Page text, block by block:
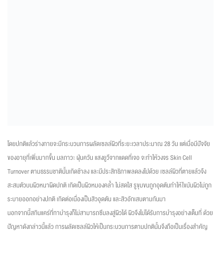
โดยปกติแล้วร่างกายจะมีกระบวนการผลัดเซลล์ผิวที่ระยะเวลาประมาณ 28 วัน แต่เมื่อมีปัจจัย
ของอายุที่เพิ่มมากขึ้น มลภาวะ ฝุ่นควัน แสงยูวีจากแดดที่เจอ จะทำให้วงจร Skin Cell
Turnover ตามธรรมชาตินั้นเกิดช้าลง และมีประสิทธิภาพลดลงไปด้วย เซลล์ผิวที่ตายแล้วจึง
สะสมตัวบนผิวหนาผิดปกติ เกิดเป็นผิวหมองคล้ำ ไม่สดใส รูขุมขนถูกอุดตันทำให้ไขมันผิวไม่ถูก
ระบายออกอย่างปกติ เกิดต่อเนื่องเป็นสิวอุดตัน และสิวอักเสบตามกันมา
นอกจากนี้สกินแคร์ที่ทาบำรุงก็ไม่สามารถซึมลงสู่ผิวได้ ผิวจึงไม่ได้รับการบำรุงอย่างเต็มที่ ด้วย
ปัญหาดังกล่าวนี้แล้ว การผลัดเซลล์ผิวให้เป็นกระบวนการตามปกตินั้นจึงถือเป็นเรื่องสำคัญ